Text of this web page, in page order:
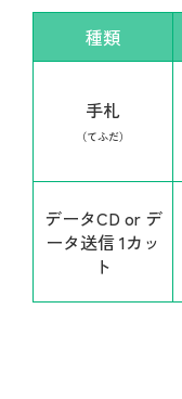
種類
手札
（てふだ）
データCD or デ
ータ送信 1カッ
ト